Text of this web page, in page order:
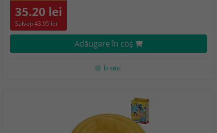
35.20 lei
Salvați 43.95 lei
Adăugare în coş
În stoc